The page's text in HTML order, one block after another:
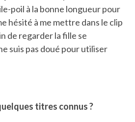
poil à la bonne longueur pour
hésité à me mettre dans le clip
de regarder la fille se
suis pas doué pour utiliser
titres connus ?